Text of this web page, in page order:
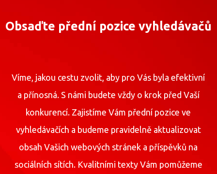
Obsaďte přední pozice vyhledávačů
Víme, jakou cestu zvolit, aby pro Vás byla efektivní
a přínosná. S námi budete vždy o krok před Vaší
konkurencí. Zajistíme Vám přední pozice ve
vyhledávačích a budeme pravidelně aktualizovat
obsah Vašich webových stránek a příspěvků na
sociálních sítích. Kvalitními texty Vám pomůžeme